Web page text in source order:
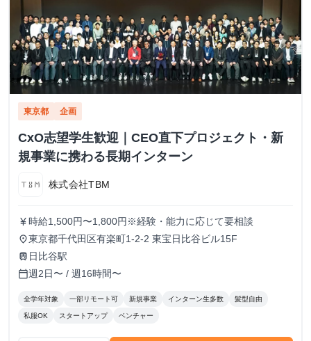
東京都 企画
CxO志望学生歓迎｜CEO直下プロジェクト・新
規事業に携わる長期インターン
株式会社TBM
currency_yen 時給1,500円〜1,800円※経験・能力に応じて要相談
place東京都千代田区有楽町1-2-2 東宝日比谷ビル15F
train 日比谷駅
calendar_today週2日〜 / 週16時間〜
全学年対象 一部リモート可 新規事業 インターン生多数 髪型自由
私服OK スタートアップ ベンチャー